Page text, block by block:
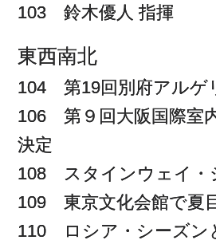
103 鈴木優人 指揮
東西南北
104 第19回別府アルゲ
106 第９回大阪国際室
決定
108 スタインウェイ・
109 東京文化会館で夏
110 ロシア・シーズン